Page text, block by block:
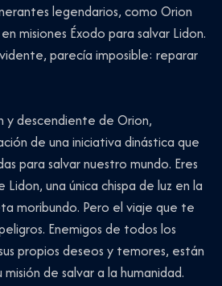
legendarios, como Orion
misiones Éxodo para salvar Lidon.
parecía imposible: reparar
y descendiente de Orion,
de una iniciativa dinástica que
para salvar nuestro mundo. Eres
una única chispa de luz en la
moribundo. Pero el viaje que te
Enemigos de todos los
propios deseos y temores, están
de salvar a la humanidad.